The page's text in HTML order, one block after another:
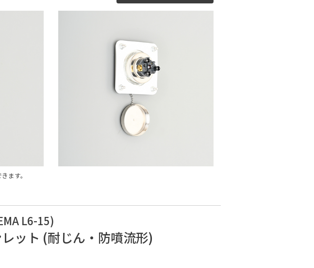
ます。
L6-15)
ット (耐じん・防噴流形)